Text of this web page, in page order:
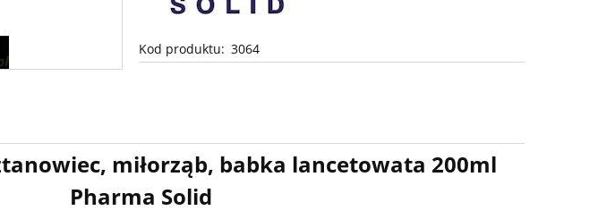
Kod produktu: 3064
miłorząb, babka lancetowata 200ml
Solid